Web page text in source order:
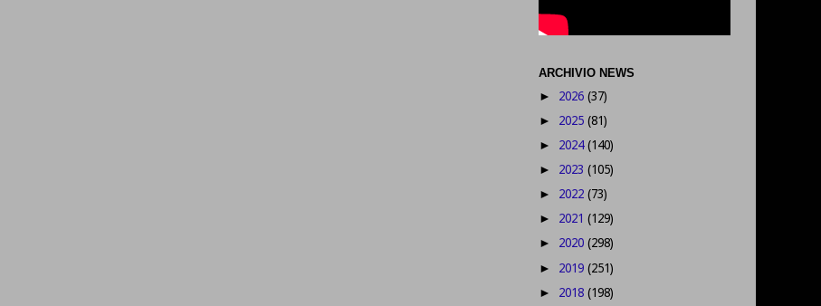
ARCHIVIO NEWS
► 2026 (37)
► 2025 (81)
► 2024(140)
► 2023 (105)
► 2022 (73)
► 2021 (129)
► 2020 (298)
► 2019 (251)
► 2018 (198)